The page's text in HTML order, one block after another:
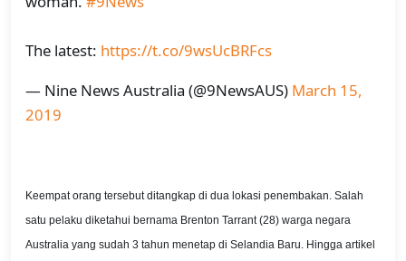
The latest: https://t.co/9wsUcBRFcs
— Nine News Australia (@9NewsAUS) March 15,
2019
Keempat orang tersebut ditangkap di dua lokasi penembakan. Salah
satu pelaku diketahui bernama Brenton Tarrant (28) warga negara
Australia yang sudah 3 tahun menetap di Selandia Baru. Hingga artikel